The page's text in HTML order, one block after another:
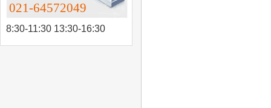
021-64572049
8:30-11:30 13:30-16:30